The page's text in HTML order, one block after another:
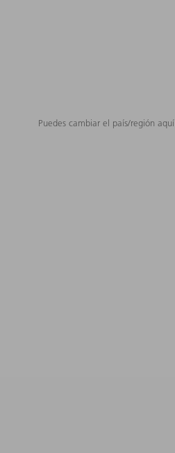
Puedes cambiar el país/región aquí